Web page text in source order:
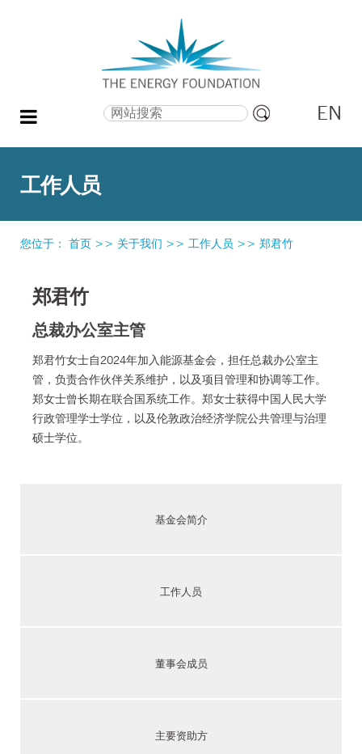
级
索
EN
工作人员
您位于： 首页 >> 关于我们 >> 工作人员 >> 郑君竹
郑君竹
总裁办公室主管
郑君竹女士自2024年加入能源基金会，担任总裁办公室主
管，负责合作伙伴关系维护，以及项目管理和协调等工作。
郑女士曾长期在联合国系统工作。郑女士获得中国人民大学
行政管理学士学位，以及伦敦政治经济学院公共管理与治理
硕士学位。
基金会简介
工作人员
董事会成员
主要资助方